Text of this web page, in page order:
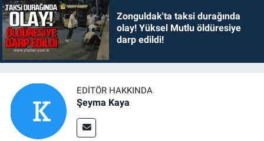
Zonguldak'ta taksi durağında
olay! Yüksel Mutlu öldüresiye
darp edildi!
EDITÖR HAKKINDA
Şeyma Kaya